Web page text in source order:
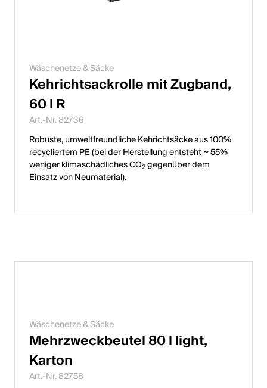
Wäschenetze & Säcke
Kehrichtsackrolle mit Zugband,
60 l R
Art.-Nr. 82736
Robuste, umweltfreundliche Kehrichtsäcke aus 100%
recycliertem PE (bei der Herstellung entsteht ~ 55%
weniger klimaschädliches CO2gegenüber dem
Einsatz von Neumaterial).
Wäschenetze & Säcke
Mehrzweckbeutel 80 l light,
Karton
Art.-Nr. 82758